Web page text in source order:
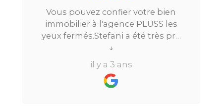
Je cherchais un appartement sur
Paris, tout s’est très bien passé. De
la mise en relation jusqu’à la
location. Le digital qui fait gagner
beaucoup de temps ne fait pas
perdre l’aspect humain ce qui est
vraiment bien ! Je recommande
il y a 3 ans